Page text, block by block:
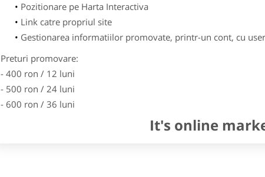
Pozitionare pe Harta Interactiva
Link catre propriul site
Gestionarea informatiilor promovate, printr-un cont, cu
Preturi promovare:
- 400 ron / 12 luni
- 500 ron / 24 luni
- 600 ron / 36 luni
It's online